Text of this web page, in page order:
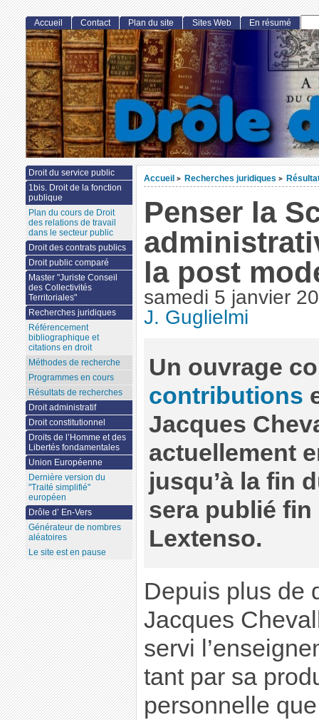
Accueil > Recherches juridiques >
Penser la
la post
samedi 5 janvier
J. Guglielmi
Un ouvrage
contributions
Jacques
actuellement
jusqu’à la fin
sera publié
Lextenso.
Depuis plus de
Jacques
servi
tant par sa
personnelle
Accueil Contact Plan du site Sites Web En résumé
Droit du service public
1bis. Droit de la fonction
publique
Plan du cours de Droit
des relations de travail
dans le secteur public
Droit des contrats publics
Droit public comparé
Master "Juriste Conseil
des Collectivités
Territoriales"
Recherches juridiques
Référencement
bibliographique et
citations en droit
Méthodes de recherche
Programmes en cours
Résultats de recherches
Droit administratif
Droit constitutionnel
Droits de l’Homme et des
Libertés fondamentales
Union Européenne
Dernière version du
"Traité simplifié"
européen
Drôle d’ En-Vers
Générateur de nombres
aléatoires
Le site est en pause